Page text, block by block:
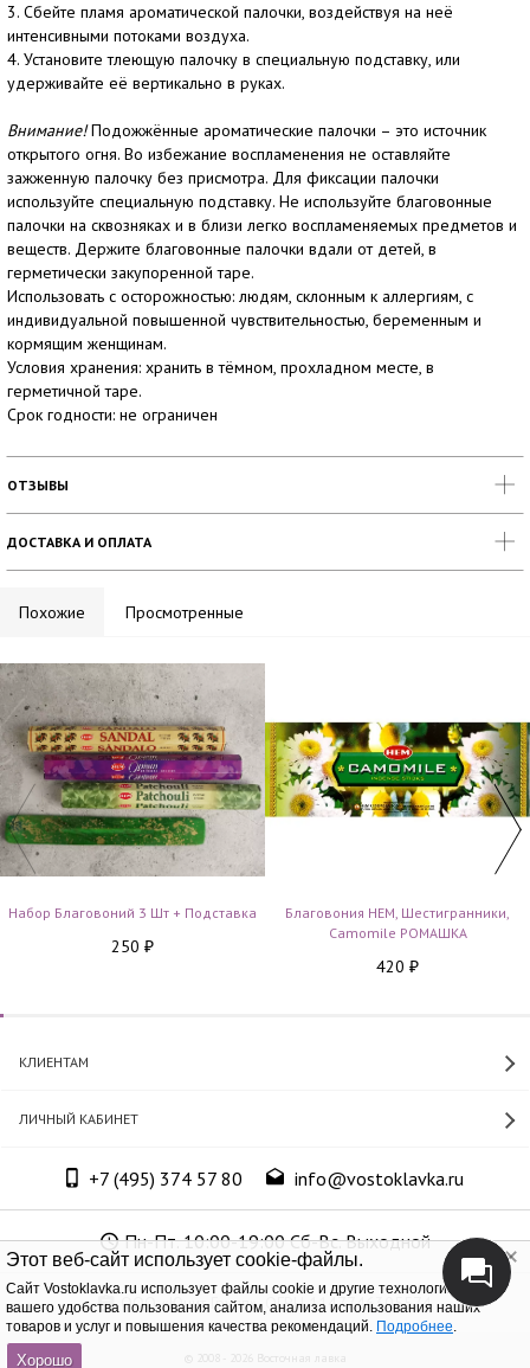
Этот веб-сайт использует cookie-файлы.
Cайт Vostoklavka.ru использует файлы cookie и другие технологии для
вашего удобства пользования сайтом, анализа использования наших
товаров и услуг и повышения качества рекомендаций. Подробнее.
Хорошо
3. Сбейте пламя ароматической палочки, воздействуя на неё
интенсивными потоками воздуха.
4. Установите тлеющую палочку в специальную подставку, или
удерживайте её вертикально в руках.
Внимание!Подожжённые ароматические палочки – это источник
открытого огня. Во избежание воспламенения не оставляйте
зажженную палочку без присмотра. Для фиксации палочки
используйте специальную подставку. Не используйте благовонные
палочки на сквозняках и в близи легко воспламеняемых предметов и
веществ. Держите благовонные палочки вдали от детей, в
герметически закупоренной таре.
Использовать с осторожностью: людям, склонным к аллергиям, с
индивидуальной повышенной чувствительностью, беременным и
кормящим женщинам.
Условия хранения: хранить в тёмном, прохладном месте, в
герметичной таре.
Срок годности: не ограничен
ОТЗЫВЫ
ДОСТАВКА И ОПЛАТА
Похожие Просмотренные
Набор Благовоний 3 Шт + Подставка
250 ₽
Благовония HEM, Шестигранники,
Camomile РОМАШКА
420 ₽
КЛИЕНТАМ
ЛИЧНЫЙ КАБИНЕТ
+7 (495) 374 57 80 info@vostoklavka.ru
Пн-Пт. 10:00-19:00 Сб-Вс. Выходной
ООО «Юнит Групп», ОГРН 1147746305574